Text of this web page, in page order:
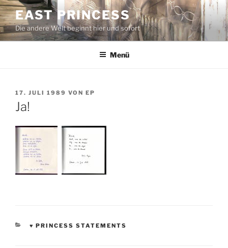
Zum
Inhalt
springen
EAST PRINCESS
Die andere Welt beginnt hier und sofort
Menü
VERÖFFENTLICHT
AM
17. JULI 1989 VON EP
Ja!
KATEGORIEN
♥ PRINCESS STATEMENTS